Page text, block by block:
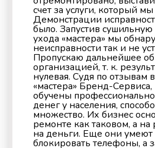
счет за услуги, который
Демонстрации
было. Запустив
ухода «мастера» мы
неисправности так и не
Пропускаю дальнейшее
организацией, т. к.
нулевая. Судя по отзывам
«мастера» Бренд-
обучены
денег у населения,
множество. Их бизнес
ремонте как таковом, а
на деньги. Еще они умеют
блокировать телефоны, а